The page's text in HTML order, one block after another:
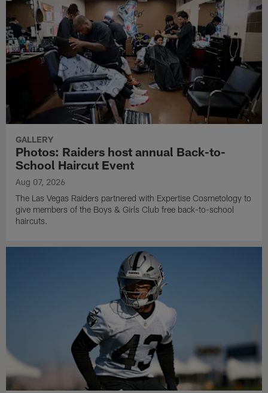
GALLERY
Photos: Raiders host annual Back-to-
School Haircut Event
Aug 07, 2026
The Las Vegas Raiders partnered with Expertise Cosmetology to
give members of the Boys & Girls Club free back-to-school
haircuts.